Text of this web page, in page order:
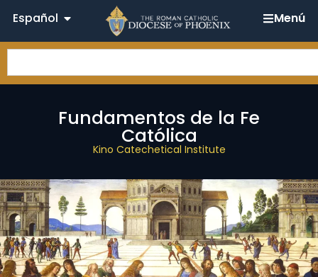
Español Menú
Fundamentos de la Fe
Católica
Kino Catechetical Institute